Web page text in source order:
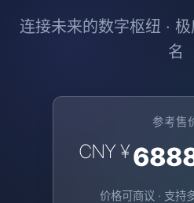
连接未来的数字枢纽 ·
名
参考售
CNY ¥
价格可商议 · 支持